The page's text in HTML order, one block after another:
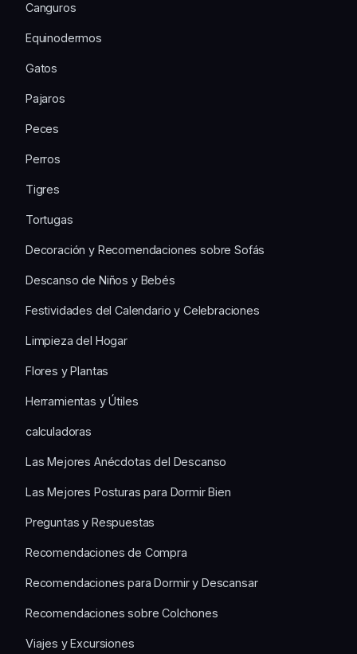
Canguros
Equinodermos
Gatos
Pajaros
Peces
Perros
Tigres
Tortugas
Decoración y Recomendaciones sobre Sofás
Descanso de Niños y Bebés
Festividades del Calendario y Celebraciones
Limpieza del Hogar
Flores y Plantas
Herramientas y Útiles
calculadoras
Las Mejores Anécdotas del Descanso
Las Mejores Posturas para Dormir Bien
Preguntas y Respuestas
Recomendaciones de Compra
Recomendaciones para Dormir y Descansar
Recomendaciones sobre Colchones
Viajes y Excursiones